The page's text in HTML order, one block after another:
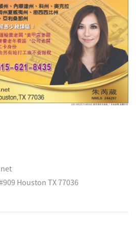
Houston TX 77036